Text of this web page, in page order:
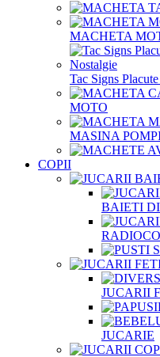
MACHETA
Tac Signs
MOTO
MASINA
COPII
BAIETI
JUCARII
JUCARIE